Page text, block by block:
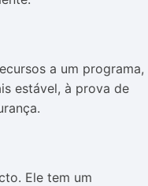
a um programa,
estável, à prova de
Ele tem um